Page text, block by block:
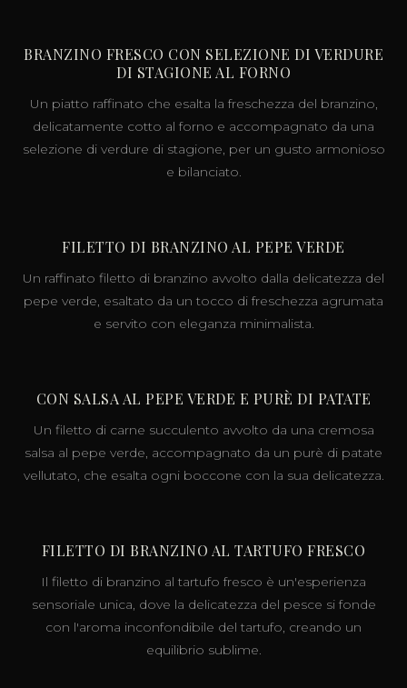
BRANZINO FRESCO CON SELEZIONE DI VERDURE
DI STAGIONE AL FORNO
Un piatto raffinato che esalta la freschezza del branzino,
delicatamente cotto al forno e accompagnato da una
selezione di verdure di stagione, per un gusto armonioso
e bilanciato.
FILETTO DI BRANZINO AL PEPE VERDE
Un raffinato filetto di branzino avvolto dalla delicatezza del
pepe verde, esaltato da un tocco di freschezza agrumata
e servito con eleganza minimalista.
CON SALSA AL PEPE VERDE E PURÈ DI PATATE
Un filetto di carne succulento avvolto da una cremosa
salsa al pepe verde, accompagnato da un purè di patate
vellutato, che esalta ogni boccone con la sua delicatezza.
FILETTO DI BRANZINO AL TARTUFO FRESCO
Il filetto di branzino al tartufo fresco è un'esperienza
sensoriale unica, dove la delicatezza del pesce si fonde
con l'aroma inconfondibile del tartufo, creando un
equilibrio sublime.